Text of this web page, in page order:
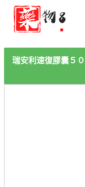
瑞安利速復膠囊５